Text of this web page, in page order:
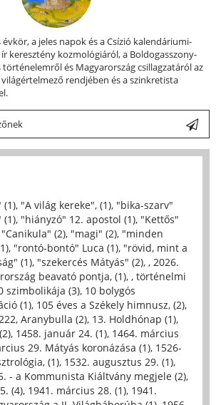
évkör, a jeles napok és a Csízió kalendáriumi-
keresztény kozmológiáról, a Boldogasszony-
és Magyarország csillagzatáról az
rendjében és a szinkretista
(1), "A világ kereke", (1), "bika-szarv"
(1), "hiányzó" 12. apostol (1), "Kettős"
(2), "magi" (2), "minden
, "rontó-bontó" Luca (1), "rövid, mint a
(1), "szekercés Mátyás" (2), , 2026.
beavató pontja, (1), , történelmi
szimbolikája (3), 10 bolygós
(1), 105 éves a Székely himnusz, (2),
Aranybulla (2), 13. Holdhónap (1),
, 1458. január 24. (1), 1464. március
29. Mátyás koronázása (1), 1526-
(1), 1532. augusztus 29. (1),
- a Kommunista Kiáltvány megjele (2),
(4), 1941. március 28. (1), 1941.